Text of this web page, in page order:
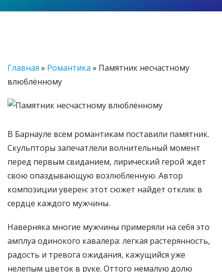
Главная » Романтика » Памятник несчастному
влюблённому
В Барнауле всем романтикам поставили памятник.
Скульпторы запечатлели волнительный момент
перед первым свиданием, лирический герой ждет
свою опаздывающую возлюбленную. Автор
композиции уверен: этот сюжет найдет отклик в
сердце каждого мужчины.
Наверняка многие мужчины примеряли на себя это
амплуа одинокого кавалера: легкая растерянность,
радость и тревога ожидания, кажущийся уже
нелепым цветок в руке. Оттого немалую долю